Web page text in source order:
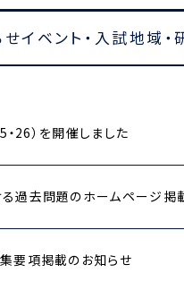
せイベント・入試地域・
26）を開催しました
過去問題のホームページ掲
要項掲載のお知らせ